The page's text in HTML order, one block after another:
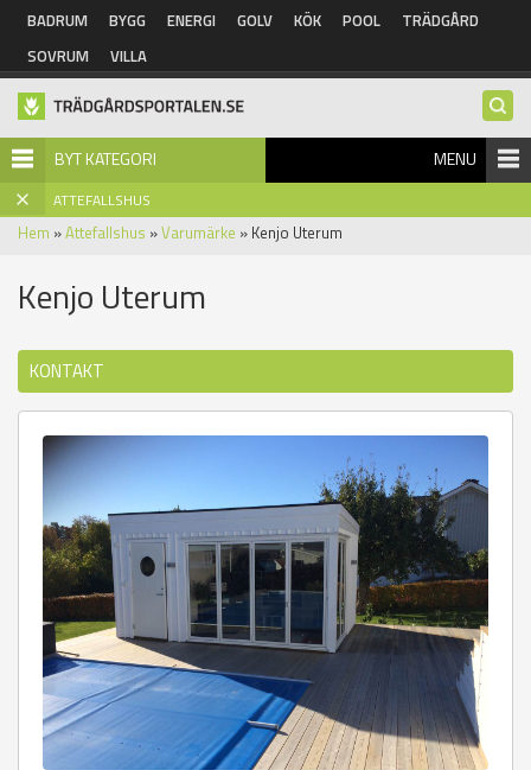
Hoppa till huvudinnehåll
BADRUM BYGG ENERGI GOLV KÖK POOL
TRÄDGÅRD
SOVRUM
VILLA
BYT KATEGORI MENU
ATTEFALLSHUS
Hem »Attefallshus »Varumärke » Kenjo Uterum
Kenjo Uterum
KONTAKT